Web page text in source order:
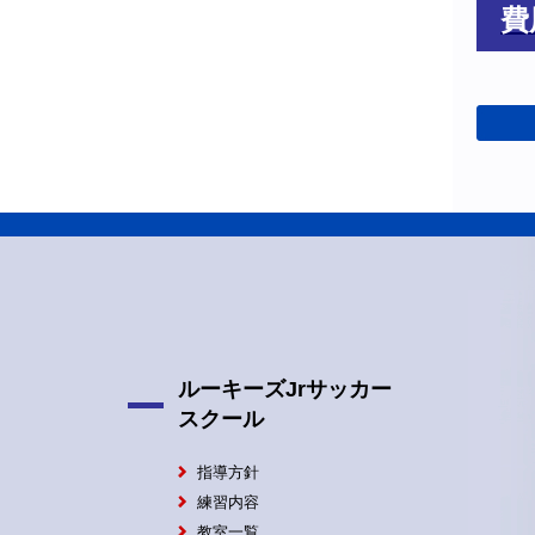
費
ルーキーズJrサッカー
スクール
指導方針
練習内容